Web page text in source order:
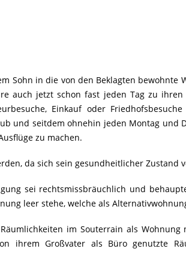
Sohn in die von den Beklagten bewohnte
auch jetzt schon fast jeden Tag zu
Einkauf oder
und seitdem ohnehin jeden Montag und
zu machen.
da sich sein gesundheitlicher Zustand
sei rechtsmissbräuchlich und
leer stehe, welche als
im Souterrain als Wohnung
ihrem Großvater als Büro genutzte